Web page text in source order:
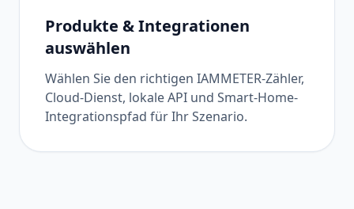
Produkte & Integrationen
auswählen
Wählen Sie den richtigen IAMMETER-Zähler,
Cloud-Dienst, lokale API und Smart-Home-
Integrationspfad für Ihr Szenario.